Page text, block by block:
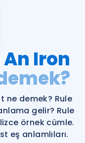
onlarca eğitim seni
Iron
ne demek? Rule
gelir? Rule
örnek cümle.
eş anlamlıları.